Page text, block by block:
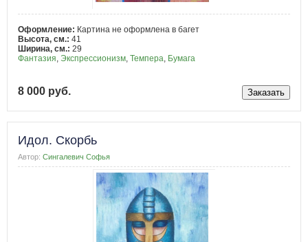
Оформление: Картина не оформлена в багет
Высота, см.: 41
Ширина, см.: 29
Фантазия, Экспрессионизм, Темпера, Бумага
8 000 руб.
Идол. Скорбь
Автор: Сингалевич Софья